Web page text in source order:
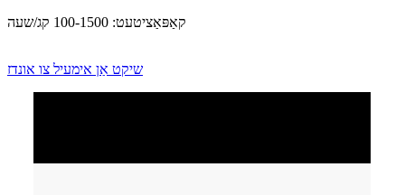
קאַפּאַציטעט: 100-1500 קג/שעה
שיקט אַן אימעיל צו אונדז